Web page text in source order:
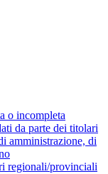
o incompleta
da parte dei titolari
amministrazione, di
regionali/provinciali